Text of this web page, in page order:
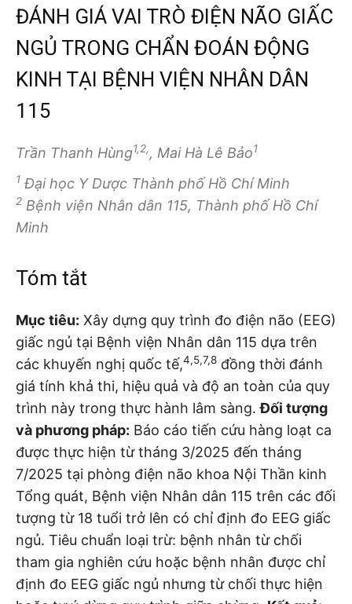
ĐÁNH GIÁ VAI TRÒ ĐIỆN NÃO GIẤC
NGỦ TRONG CHẨN ĐOÁN ĐỘNG
KINH TẠI BỆNH VIỆN NHÂN DÂN
115
Trần Thanh Hùng1,2,, Mai Hà Lê Bảo1
1 Đại học Y Dược Thành phố Hồ Chí Minh
2 Bệnh viện Nhân dân 115, Thành phố Hồ Chí
Minh
Tóm tắt
Mục tiêu: Xây dựng quy trình đo điện não (EEG)
giấc ngủ tại Bệnh viện Nhân dân 115 dựa trên
các khuyến nghị quốc tế,4,5,7,8 đồng thời đánh
giá tính khả thi, hiệu quả và độ an toàn của quy
trình này trong thực hành lâm sàng.Đối tượng
và phương pháp: Báo cáo tiến cứu hàng loạt ca
được thực hiện từ tháng 3/2025 đến tháng
7/2025 tại phòng điện não khoa Nội Thần kinh
Tổng quát, Bệnh viện Nhân dân 115 trên các đối
tượng từ 18 tuổi trở lên có chỉ định đo EEG giấc
ngủ. Tiêu chuẩn loại trừ: bệnh nhân từ chối
tham gia nghiên cứu hoặc bệnh nhân được chỉ
định đo EEG giấc ngủ nhưng từ chối thực hiện